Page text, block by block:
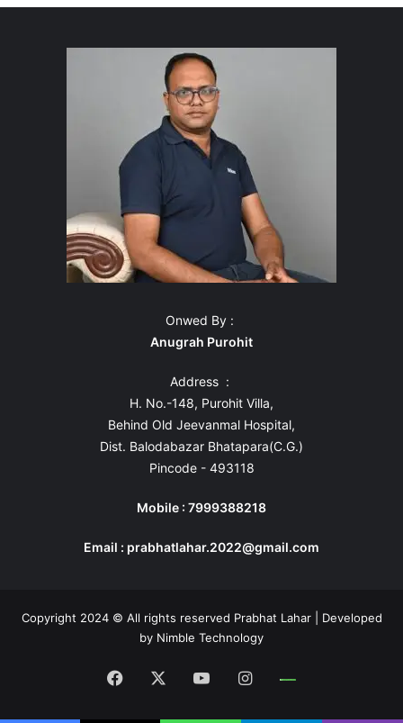
Onwed By :
Anugrah Purohit
Address :
H. No.-148, Purohit Villa,
Behind Old Jeevanmal Hospital,
Dist. Balodabazar Bhatapara(C.G.)
Pincode - 493118
Mobile : 7999388218
Email : prabhatlahar.2022@gmail.com
Copyright 2024 © All rights reserved Prabhat Lahar | Developed
by Nimble Technology
Facebook YouTubeInstagram